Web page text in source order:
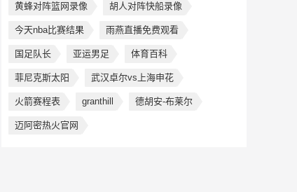
黄蜂对阵篮网录像 胡人对阵快船录像
今天nba比赛结果 雨燕直播免费观看
国足队长 亚运男足 体育百科
菲尼克斯太阳 武汉卓尔vs上海申花
火箭赛程表 granthill 德胡安-布莱尔
迈阿密热火官网